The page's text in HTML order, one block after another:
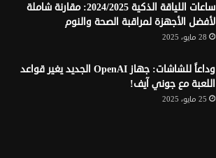
ساعات اللياقة الذكية 2024/2025: مقارنة شاملة
لأفضل الأجهزة لمراقبة الصحة والنوم
28 مايو، 2025
وداعاً للشاشات: جهاز OpenAI الجديد يغير قواعد
اللعبة مع جوني آيف!
25 مايو، 2025